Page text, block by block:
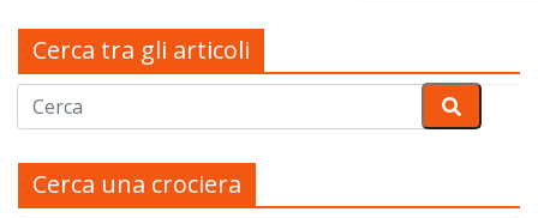
Cerca tra gli articoli
Cerca una crociera